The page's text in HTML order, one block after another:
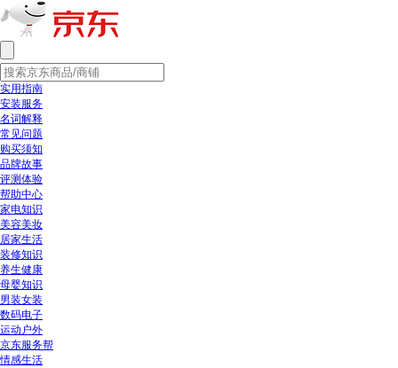
实用指南
安装服务
名词解释
常见问题
购买须知
品牌故事
评测体验
帮助中心
家电知识
美容美妆
居家生活
装修知识
养生健康
母婴知识
男装女装
数码电子
运动户外
京东服务帮
情感生活